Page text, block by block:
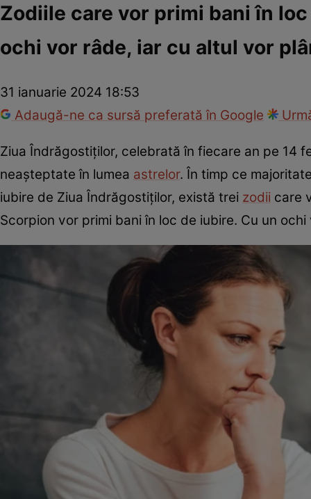
Zodiile care vor primi bani în
ochi vor râde, iar cu altul vor
31 ianuarie 2024 18:53
Adaugă-ne ca sursă preferată în Google
Ziua Îndrăgostiților, celebrată în fiecare an pe 14
neașteptate în lumea astrelor. În timp ce
iubire de Ziua Îndrăgostiților, există trei zodii care
Scorpion vor primi bani în loc de iubire. Cu un